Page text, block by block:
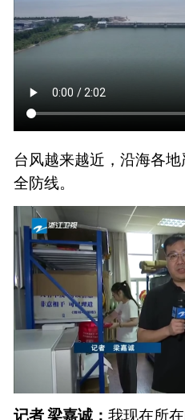
台风越来越近，沿海各
全防线。
记者 梁嘉诚： 我现在所